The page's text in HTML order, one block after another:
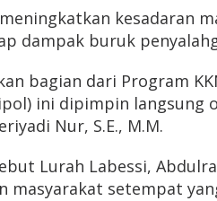
kesadaran
dampak buruk
bagian dari Program
ini dipimpin langsung
Nur, S.E., M.M.
Lurah Labessi,
masyarakat setempat